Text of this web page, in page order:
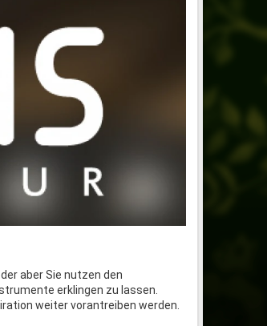
aber Sie nutzen den
erklingen zu lassen.
weiter vorantreiben werden.